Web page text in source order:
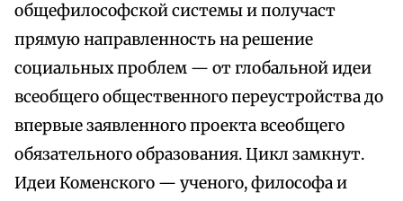
общефилософской системы и получаст
прямую направленность на решение
социальных проблем — от глобальной идеи
всеобщего общественного переустройства до
впервые заявленного проекта всеобщего
обязательного образования. Цикл замкнут.
Идеи Коменского — ученого, философа и